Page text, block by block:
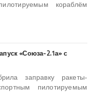
кораблём
«Союза-2.1а» с
заправку ракеты-
пилотируемым